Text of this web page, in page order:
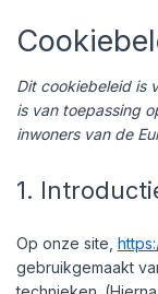
naar
inhoud
Dit cookiebeleid is
is van toepassing
inwoners van de
1.
Op onze site,
gebruikgemaakt